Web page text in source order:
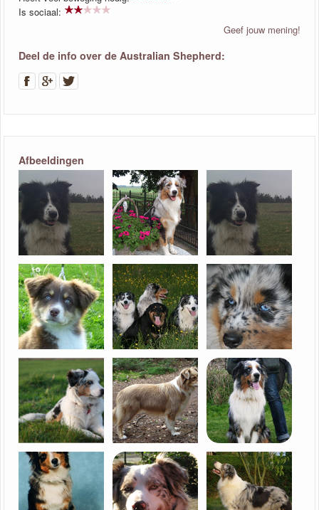
Is sociaal:
Geef jouw mening!
Deel de info over de Australian Shepherd:
Afbeeldingen